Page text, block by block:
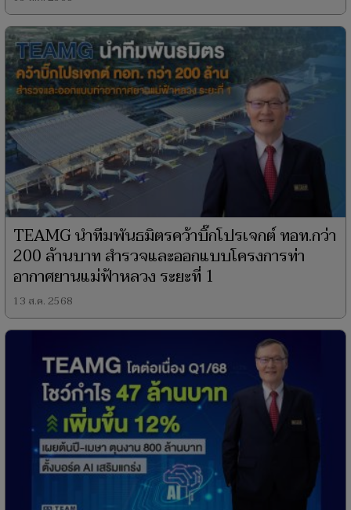
TEAMG นำทีมพันธมิตรคว้าบิ๊กโปรเจกต์ ทอท.กว่า
200 ล้านบาท สำรวจและออกแบบโครงการท่า
อากาศยานแม่ฟ้าหลวง ระยะที่ 1
13 ส.ค. 2568